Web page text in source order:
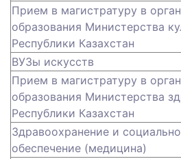
Прием в магистратуру в
образования Министерства
Республики Казахстан
ВУЗы искусств
Прием в магистратуру в
образования Министерства
Республики Казахстан
Здравоохранение и
обеспечение (медицина)